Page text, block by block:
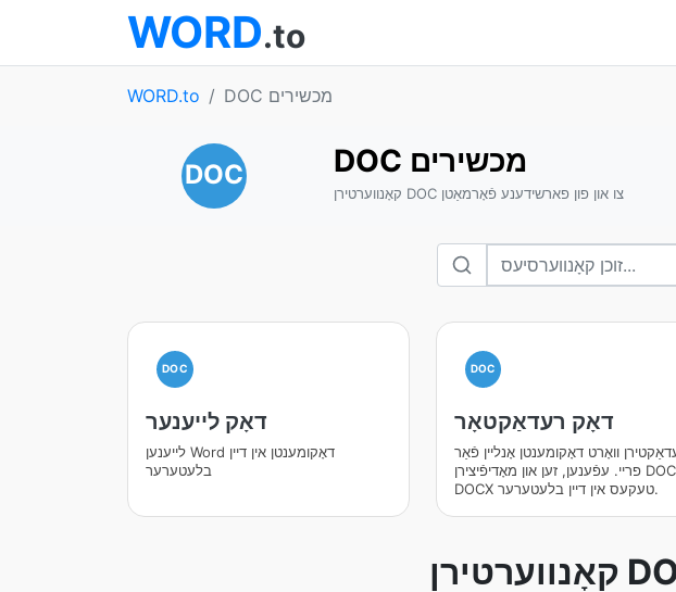
WORD.to
WORD.to DOC מכשירים
DOC DOC מכשירים
קאָנווערטירן DOC צו און פון פארשידענע פֿאָרמאַטן
DOC
דאָק לייענער
לייענען Word דאָקומענטן אין דיין
בלעטערער
DOC
דאָק רעדאַקטאָר
וואָרט דאָקומענטן אָנליין פֿאַר
פריי. עפֿענען, זען און מאָדיפֿיצירן DOC און
DOCX טעקעס אין דיין בלעטערער.